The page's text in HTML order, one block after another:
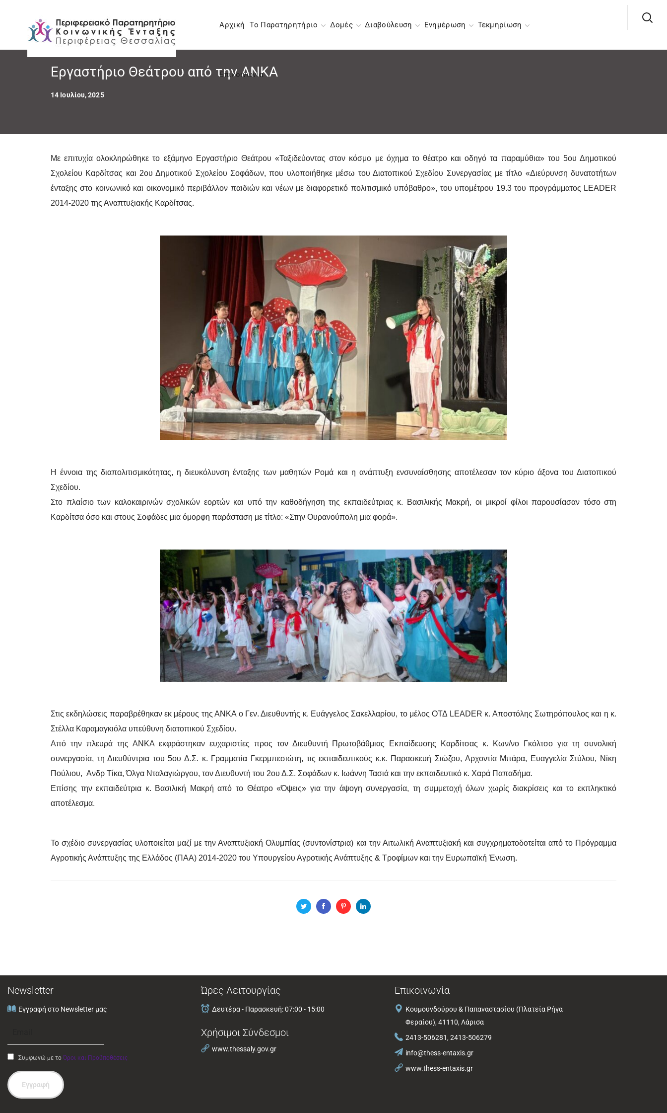
Αρχική Το Παρατηρητήριο Δομές Διαβούλευση Ενημέρωση Τεκμηρίωση
Επικοινωνία
Εργαστήριο Θεάτρου από την ΑΝΚΑ
14 Ιουλίου, 2025
Με επιτυχία ολοκληρώθηκε το εξάμηνο Εργαστήριο Θεάτρου «Ταξιδεύοντας στον κόσμο με όχημα το θέατρο και οδηγό τα παραμύθια» του 5ου Δημοτικού
Σχολείου Καρδίτσας και 2ου Δημοτικού Σχολείου Σοφάδων, που υλοποιήθηκε μέσω του Διατοπικού Σχεδίου Συνεργασίας με τίτλο «Διεύρυνση δυνατοτήτων
ένταξης στο κοινωνικό και οικονομικό περιβάλλον παιδιών και νέων με διαφορετικό πολιτισμικό υπόβαθρο», του υπομέτρου 19.3 του προγράμματος LEADER
2014-2020 της Αναπτυξιακής Καρδίτσας.
Η έννοια της διαπολιτισμικότητας, η διευκόλυνση ένταξης των μαθητών Ρομά και η ανάπτυξη ενσυναίσθησης αποτέλεσαν τον κύριο άξονα του Διατοπικού
Σχεδίου.
Στο πλαίσιο των καλοκαιρινών σχολικών εορτών και υπό την καθοδήγηση της εκπαιδεύτριας κ. Βασιλικής Μακρή, οι μικροί φίλοι παρουσίασαν τόσο στη
Καρδίτσα όσο και στους Σοφάδες μια όμορφη παράσταση με τίτλο: «Στην Ουρανούπολη μια φορά».
Στις εκδηλώσεις παραβρέθηκαν εκ μέρους της ΑΝΚΑ ο Γεν. Διευθυντής κ. Ευάγγελος Σακελλαρίου, το μέλος ΟΤΔ LEADER κ. Αποστόλης Σωτηρόπουλος και η κ.
Στέλλα Καραμαγκιόλα υπεύθυνη διατοπικού Σχεδίου.
Από την πλευρά της ΑΝΚΑ εκφράστηκαν ευχαριστίες προς τον Διευθυντή Πρωτοβάθμιας Εκπαίδευσης Καρδίτσας κ. Κων/νο Γκόλτσο για τη συνολική
συνεργασία, τη Διευθύντρια του 5ου Δ.Σ. κ. Γραμματία Γκερμπεσιώτη, τις εκπαιδευτικούς κ.κ. Παρασκευή Σιώζου, Αρχοντία Μπάρα, Ευαγγελία Στύλου, Νίκη
Πούλιου, Ανδρ Τίκα, Όλγα Νταλαγιώργου, τον Διευθυντή του 2ου Δ.Σ. Σοφάδων κ. Ιωάννη Τασιά και την εκπαιδευτικό κ. Χαρά Παπαδήμα.
Επίσης την εκπαιδεύτρια κ. Βασιλική Μακρή από το Θέατρο «Όψεις» για την άψογη συνεργασία, τη συμμετοχή όλων χωρίς διακρίσεις και το εκπληκτικό
αποτέλεσμα.
Το σχέδιο συνεργασίας υλοποιείται μαζί με την Αναπτυξιακή Ολυμπίας (συντονίστρια) και την Αιτωλική Αναπτυξιακή και συγχρηματοδοτείται από το Πρόγραμμα
Αγροτικής Ανάπτυξης της Ελλάδος (ΠΑΑ) 2014-2020 του Υπουργείου Αγροτικής Ανάπτυξης & Τροφίμων και την Ευρωπαϊκή Ένωση.
Newsletter
Εγγραφή στο Newsletter μας
Συμφωνώ με το Όροι και Προϋποθέσεις
Εγγραφή
Ώρες Λειτουργίας
Δευτέρα - Παρασκευή: 07:00 - 15:00
Χρήσιμοι Σύνδεσμοι
www.thessaly.gov.gr
Επικοινωνία
Κουμουνδούρου & Παπαναστασίου (Πλατεία Ρήγα
Φεραίου), 41110, Λάρισα
2413-506281, 2413-506279
info@thess-entaxis.gr
www.thess-entaxis.gr